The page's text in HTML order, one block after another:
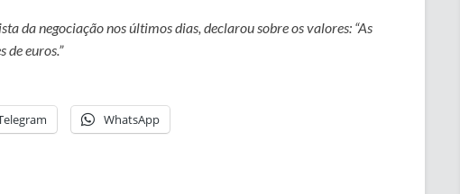
da negociação nos últimos dias, declarou sobre os valores: “As
euros.”
WhatsApp